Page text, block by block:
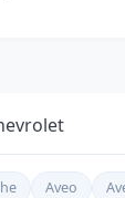
Aveo